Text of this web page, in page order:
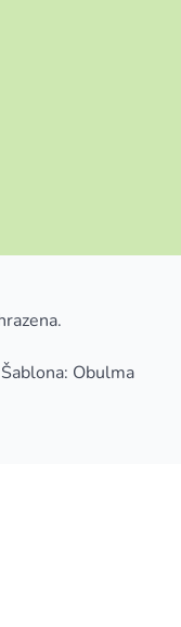
Šablona: Obulma